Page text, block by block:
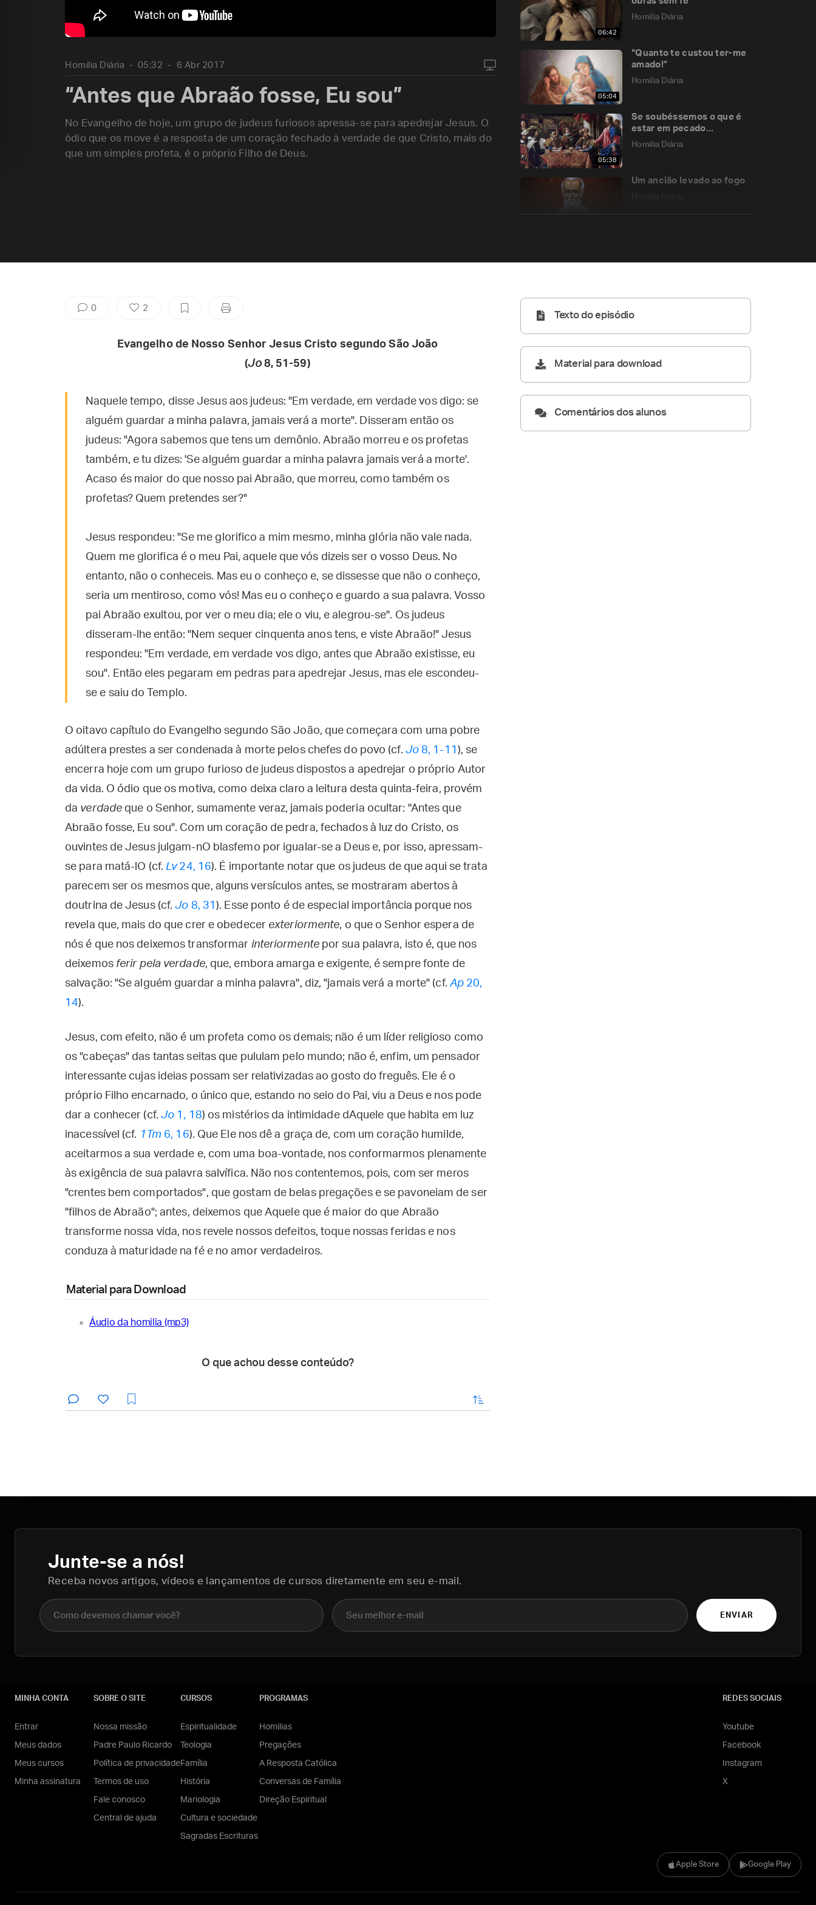
06:42
Homilia Diária
05:04
“Quanto te custou ter-me
amado!”
Homilia Diária
05:38
Se soubéssemos o que é
estar em pecado...
Homilia Diária
Um ancião levado ao fogo
Homilia Diária 05:32 6 Abr 2017
“Antes que Abraão fosse, Eu sou”
No Evangelho de hoje, um grupo de judeus furiosos apressa-se para apedrejar Jesus. O
ódio que os move é a resposta de um coração fechado à verdade de que Cristo, mais do
que um simples profeta, é o próprio Filho de Deus.
0 2
Evangelho de Nosso Senhor Jesus Cristo segundo São João
(Jo 8, 51-59)
Naquele tempo, disse Jesus aos judeus: "Em verdade, em verdade vos digo: se
alguém guardar a minha palavra, jamais verá a morte". Disseram então os
judeus: "Agora sabemos que tens um demônio. Abraão morreu e os profetas
também, e tu dizes: 'Se alguém guardar a minha palavra jamais verá a morte'.
Acaso és maior do que nosso pai Abraão, que morreu, como também os
profetas? Quem pretendes ser?"
Jesus respondeu: "Se me glorifico a mim mesmo, minha glória não vale nada.
Quem me glorifica é o meu Pai, aquele que vós dizeis ser o vosso Deus. No
entanto, não o conheceis. Mas eu o conheço e, se dissesse que não o conheço,
seria um mentiroso, como vós! Mas eu o conheço e guardo a sua palavra. Vosso
pai Abraão exultou, por ver o meu dia; ele o viu, e alegrou-se". Os judeus
disseram-lhe então: "Nem sequer cinquenta anos tens, e viste Abraão!" Jesus
respondeu: "Em verdade, em verdade vos digo, antes que Abraão existisse, eu
sou". Então eles pegaram em pedras para apedrejar Jesus, mas ele escondeu-
se e saiu do Templo.
O oitavo capítulo do Evangelho segundo São João, que começara com uma pobre
adúltera prestes a ser condenada à morte pelos chefes do povo (cf. Jo8, 1-11 ), se
encerra hoje com um grupo furioso de judeus dispostos a apedrejar o próprio Autor
da vida. O ódio que os motiva, como deixa claro a leitura desta quinta-feira, provém
da verdade que o Senhor, sumamente veraz, jamais poderia ocultar: "Antes que
Abraão fosse, Eu sou". Com um coração de pedra, fechados à luz do Cristo, os
ouvintes de Jesus julgam-nO blasfemo por igualar-se a Deus e, por isso, apressam-
se para matá-lO (cf.Lv24, 16). É importante notar que os judeus de que aqui se trata
parecem ser os mesmos que, alguns versículos antes, se mostraram abertos à
doutrina de Jesus (cf.Jo 8, 31 ). Esse ponto é de especial importância porque nos
revela que, mais do que crer e obedecer exteriormente, o que o Senhor espera de
nós é que nos deixemos transformar interiormentepor sua palavra, isto é, que nos
deixemos ferir pela verdade, que, embora amarga e exigente, é sempre fonte de
salvação: "Se alguém guardar a minha palavra", diz, "jamais verá a morte" (cf.Ap 20,
14).
Jesus, com efeito, não é um profeta como os demais; não é um líder religioso como
os "cabeças" das tantas seitas que pululam pelo mundo; não é, enfim, um pensador
interessante cujas ideias possam ser relativizadas ao gosto do freguês. Ele é o
próprio Filho encarnado, o único que, estando no seio do Pai, viu a Deus e nos pode
dar a conhecer (cf.Jo 1, 18) os mistérios da intimidade dAquele que habita em luz
inacessível (cf. 1Tm 6, 16). Que Ele nos dê a graça de, com um coração humilde,
aceitarmos a sua verdade e, com uma boa-vontade, nos conformarmos plenamente
às exigência de sua palavra salvífica. Não nos contentemos, pois, com ser meros
"crentes bem comportados", que gostam de belas pregações e se pavoneiam de ser
"filhos de Abraão"; antes, deixemos que Aquele que é maior do que Abraão
transforme nossa vida, nos revele nossos defeitos, toque nossas feridas e nos
conduza à maturidade na fé e no amor verdadeiros.
Material para Download
Áudio da homilia (mp3)
O que achou desse conteúdo?
enviar
Texto do episódio
Material para download
Comentários dos alunos
Junte-se a nós!
Receba novos artigos, vídeos e lançamentos de cursos diretamente em seu e-mail.
Nome completo E-mail
ENVIAR
Apple Store Google Play
MINHA CONTA
Entrar
Meus dados
Meus cursos
Minha assinatura
SOBRE O SITE
Nossa missão
Padre Paulo Ricardo
Política de privacidade
Termos de uso
Fale conosco
Central de ajuda
CURSOS
Espiritualidade
Teologia
Família
História
Mariologia
Cultura e sociedade
Sagradas Escrituras
PROGRAMAS
Homilias
Pregações
A Resposta Católica
Conversas de Família
Direção Espiritual
REDES SOCIAIS
Youtube
Facebook
Instagram
X